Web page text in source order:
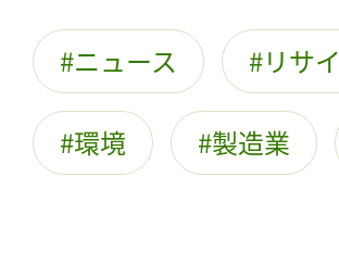
ニュース リサ
環境 製造業